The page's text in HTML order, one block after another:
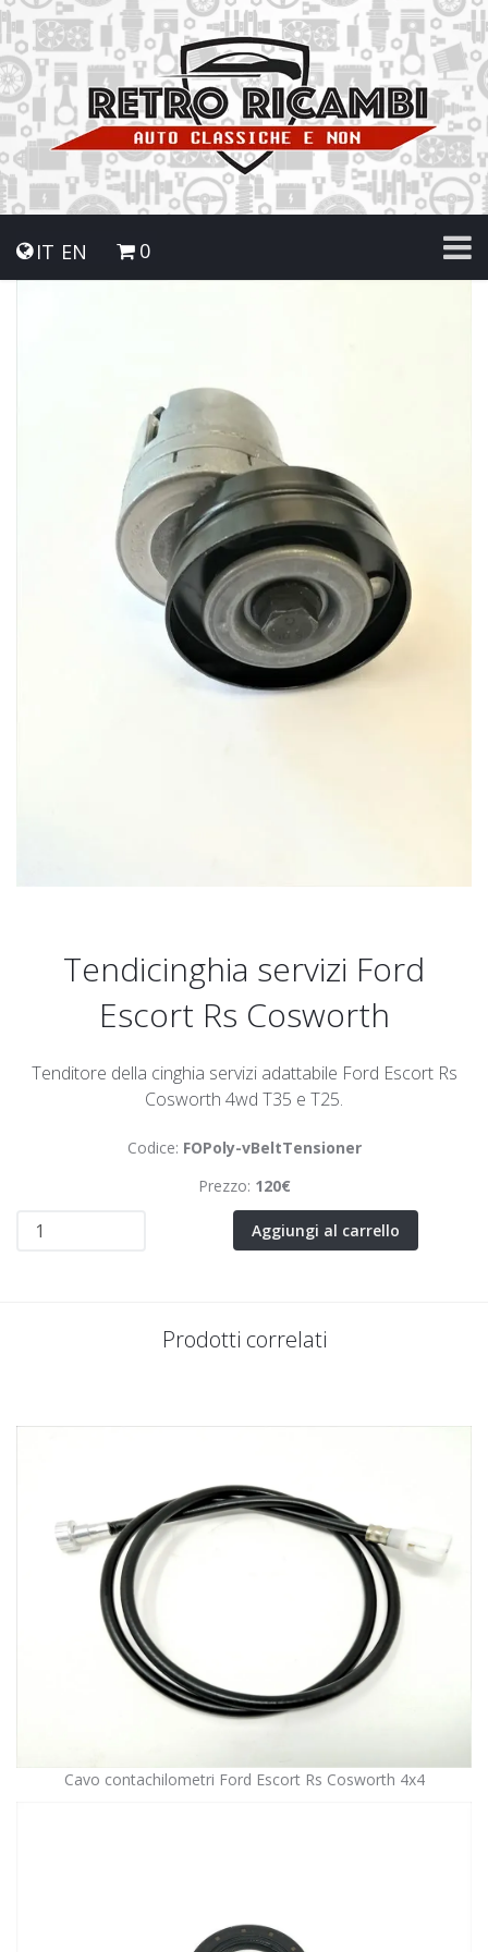
IT EN 0
Tendicinghia servizi Ford
Escort Rs Cosworth
Tenditore della cinghia servizi adattabile Ford Escort Rs
Cosworth 4wd T35 e T25.
Codice: FOPoly-vBeltTensioner
Prezzo: 120€
Aggiungi al carrello
Prodotti correlati
Cavo contachilometri Ford Escort Rs Cosworth 4x4